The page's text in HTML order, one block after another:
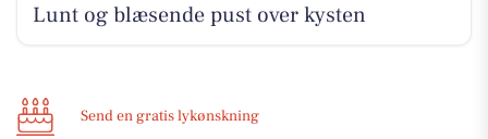
Lunt og blæsende pust over kysten
Send en gratis lykønskning